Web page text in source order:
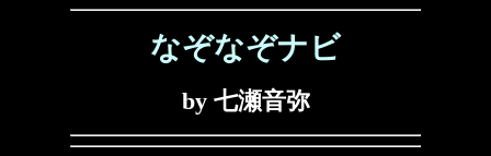
なぞなぞナビ
by 七瀬音弥